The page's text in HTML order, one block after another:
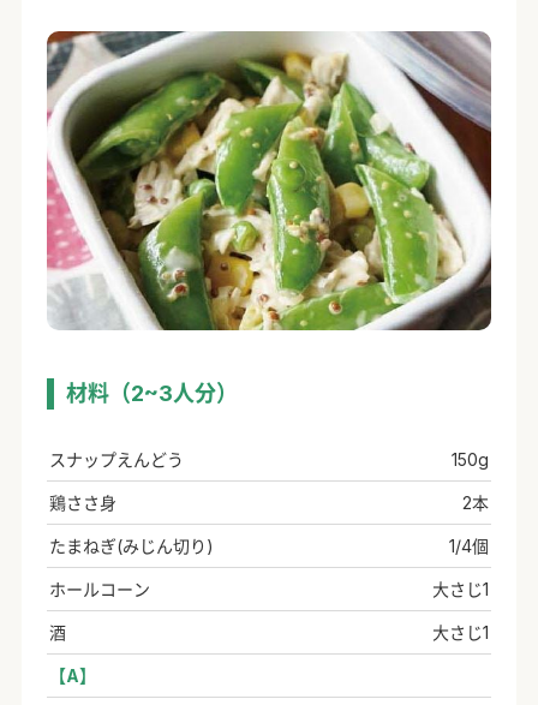
材料（2~3人分）
スナップえんどう 150g
鶏ささ身 2本
たまねぎ(みじん切り) 1/4個
ホールコーン 大さじ1
酒 大さじ1
【A】